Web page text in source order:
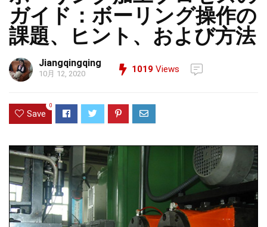
ガイド：ボーリング操作の
課題、ヒント、および方法
Jiangqingqing
10月 12, 2020 1019 Views
Save
0